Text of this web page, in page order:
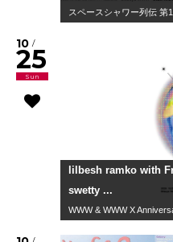
スペースシャワー列伝 第
10 /
25
Sun
lilbesh ramko with
swetty ...
WWW & WWW X